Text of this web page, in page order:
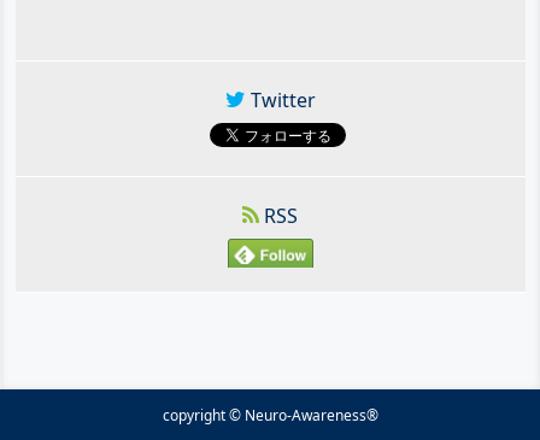
Twitter
RSS
copyright © Neuro-Awareness®